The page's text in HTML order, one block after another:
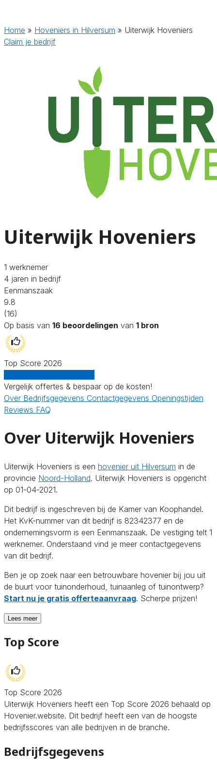
Home » Hoveniers in Hilversum » Uiterwijk Hoveniers
Claim je bedrijf
Uiterwijk Hoveniers
1 werknemer
4 jaren in bedrijf
Eenmanszaak
9.8
(16)
Op basis van 16 beoordelingen van 1 bron
Top Score 2026
Vergelijk offertes & bespaar op de kosten!
Over Bedrijfsgegevens Contactgegevens Openingstijden
Reviews FAQ
Over Uiterwijk Hoveniers
Uiterwijk Hoveniers is een hovenier uit Hilversum in de
provincie Noord-Holland. Uiterwijk Hoveniers is opgericht
op 01-04-2021.
Dit bedrijf is ingeschreven bij de Kamer van Koophandel.
Het KvK-nummer van dit bedrijf is 82342377 en de
ondernemingsvorm is een Eenmanszaak. De vestiging telt 1
werknemer. Onderstaand vind je meer contactgegevens
van dit bedrijf.
Ben je op zoek naar een betrouwbare hovenier bij jou uit
de buurt voor tuinonderhoud, tuinaanleg of tuinontwerp?
Start nu je gratis offerteaanvraag. Scherpe prijzen!
Lees meer
Top Score
Top Score 2026
Uiterwijk Hoveniers heeft een Top Score 2026 behaald op
Hovenier.website. Dit bedrijf heeft een van de hoogste
bedrijfsscores van alle bedrijven in de branche.
Bedrijfsgegevens